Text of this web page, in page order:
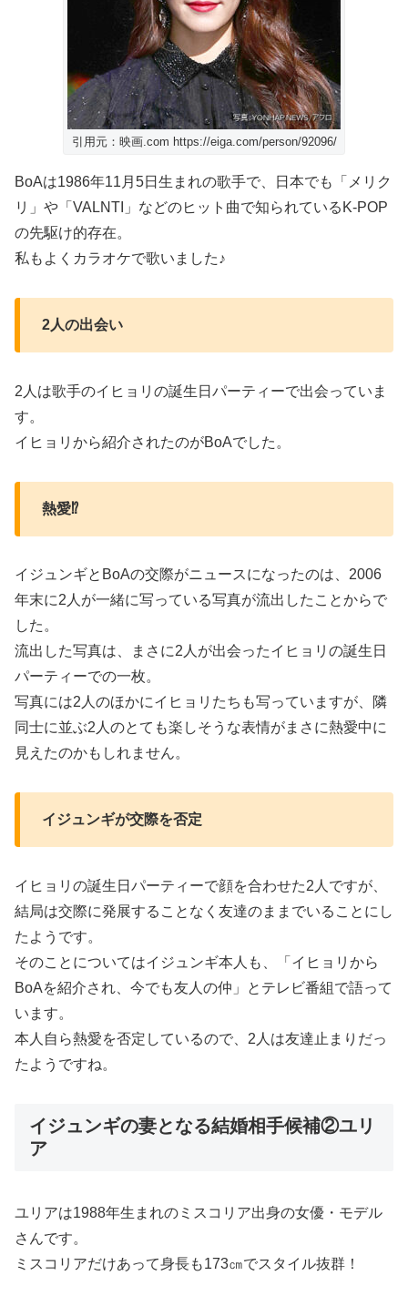
引用元：映画.com https://eiga.com/person/92096/
BoAは1986年11月5日生まれの歌手で、日本でも「メリク
リ」や「VALNTI」などのヒット曲で知られているK-POP
の先駆け的存在。
私もよくカラオケで歌いました♪
2人の出会い
2人は歌手のイヒョリの誕生日パーティーで出会っていま
す。
イヒョリから紹介されたのがBoAでした。
熱愛⁉
イジュンギとBoAの交際がニュースになったのは、2006
年末に2人が一緒に写っている写真が流出したことからで
した。
流出した写真は、まさに2人が出会ったイヒョリの誕生日
パーティーでの一枚。
写真には2人のほかにイヒョリたちも写っていますが、隣
同士に並ぶ2人のとても楽しそうな表情がまさに熱愛中に
見えたのかもしれません。
イジュンギが交際を否定
イヒョリの誕生日パーティーで顔を合わせた2人ですが、
結局は交際に発展することなく友達のままでいることにし
たようです。
そのことについてはイジュンギ本人も、「イヒョリから
BoAを紹介され、今でも友人の仲」とテレビ番組で語って
います。
本人自ら熱愛を否定しているので、2人は友達止まりだっ
たようですね。
イジュンギの妻となる結婚相手候補②ユリ
ア
ユリアは1988年生まれのミスコリア出身の女優・モデル
さんです。
ミスコリアだけあって身長も173㎝でスタイル抜群！